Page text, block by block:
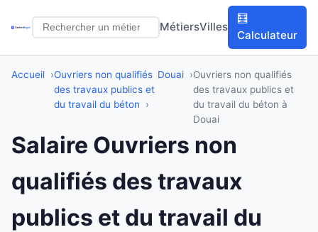
MétiersVilles
🧮
Calculateur
Accueil
Ouvriers non qualifiés
des travaux publics et
du travail du béton
Douai
Ouvriers non qualifiés
des travaux publics et
du travail du béton à
Douai
Salaire Ouvriers non
qualifiés des travaux
publics et du travail du